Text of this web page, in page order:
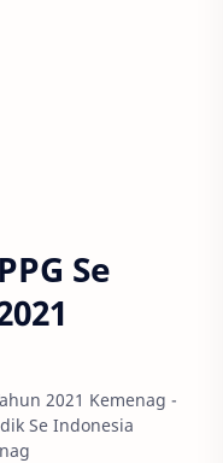
Se
2021 Kemenag -
Se Indonesia